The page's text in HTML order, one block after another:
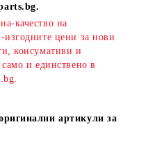
качество на
изгодните цени за нови
консумативи и
и единствено в
артикули за